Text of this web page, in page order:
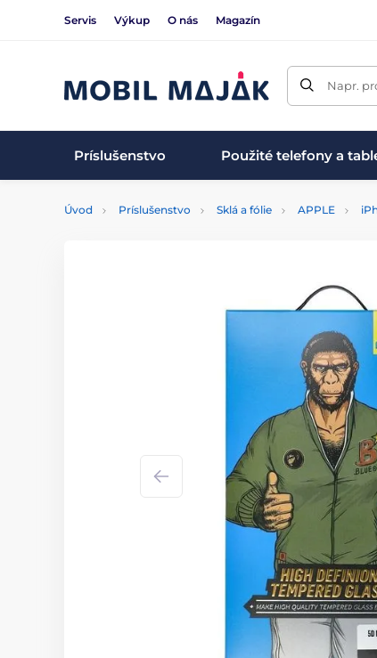
Servis Výkup O nás Magazín
Napr.
Príslušenstvo Použité telefony a
Úvod Príslušenstvo Sklá a fólie APPLE